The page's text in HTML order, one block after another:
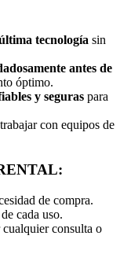
tecnología sin
antes de
óptimo.
y seguras para
con equipos de
de compra.
cada uso.
consulta o